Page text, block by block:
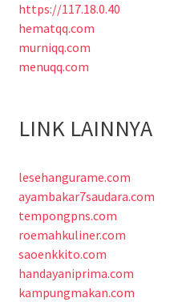
https://117.18.0.40
hematqq.com
murniqq.com
menuqq.com
LINK LAINNYA
lesehangurame.com
ayambakar7saudara.com
tempongpns.com
roemahkuliner.com
saoenkkito.com
handayaniprima.com
kampungmakan.com